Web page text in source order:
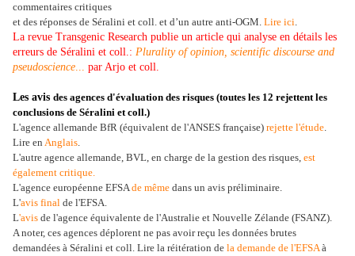
commentaires critiques
et des réponses de Séralini et coll. et d’un autre anti-OGM. Lire ici.
La revue Transgenic Research publie un article qui analyse en détails les
erreurs de Séralini et coll.: Plurality of opinion, scientific discourse and
pseudoscience... par Arjo et coll.
Les avis des agences d'évaluation des risques (toutes les 12 rejettent les
conclusions de Séralini et coll.)
L'agence allemande BfR (équivalent de l'ANSES française) rejette l'étude.
Lire en Anglais.
L'autre agence allemande, BVL, en charge de la gestion des risques, est
également critique.
L'agence européenne EFSAde même dans un avis préliminaire.
L'avis final de l'EFSA.
L'avis de l'agence équivalente de l'Australie et Nouvelle Zélande (FSANZ).
A noter, ces agences déplorent ne pas avoir reçu les données brutes
demandées à Séralini et coll. Lire la réitération de la demande de l'EFSAà